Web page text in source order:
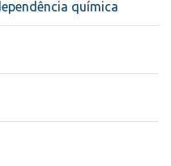
química